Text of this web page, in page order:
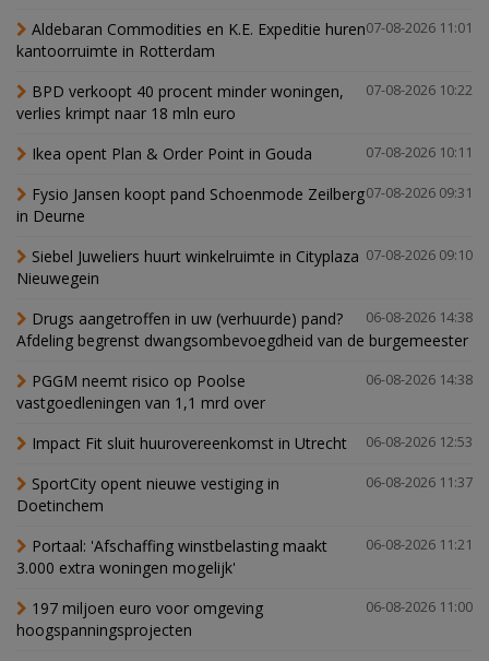
07-08-2026 11:01
Aldebaran Commodities en K.E. Expeditie huren
kantoorruimte in Rotterdam
07-08-2026 10:22
BPD verkoopt 40 procent minder woningen,
verlies krimpt naar 18 mln euro
07-08-2026 10:11
Ikea opent Plan & Order Point in Gouda
07-08-2026 09:31
Fysio Jansen koopt pand Schoenmode Zeilberg
in Deurne
07-08-2026 09:10
Siebel Juweliers huurt winkelruimte in Cityplaza
Nieuwegein
06-08-2026 14:38
Drugs aangetroffen in uw (verhuurde) pand?
Afdeling begrenst dwangsombevoegdheid van de burgemeester
06-08-2026 14:38
PGGM neemt risico op Poolse
vastgoedleningen van 1,1 mrd over
06-08-2026 12:53
Impact Fit sluit huurovereenkomst in Utrecht
06-08-2026 11:37
SportCity opent nieuwe vestiging in
Doetinchem
06-08-2026 11:21
Portaal: 'Afschaffing winstbelasting maakt
3.000 extra woningen mogelijk'
06-08-2026 11:00
197 miljoen euro voor omgeving
hoogspanningsprojecten